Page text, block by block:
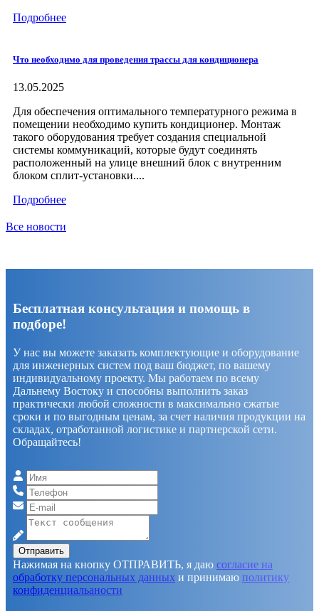
Подробнее
Что необходимо для проведения трассы для кондиционера
13.05.2025
Для обеспечения оптимального температурного режима в
помещении необходимо купить кондиционер. Монтаж
такого оборудования требует создания специальной
системы коммуникаций, которые будут соединять
расположенный на улице внешний блок с внутренним
блоком сплит-установки....
Подробнее
Все новости
Бесплатная консультация и помощь в
подборе!
У нас вы можете заказать комплектующие и оборудование
для инженерных систем под ваш бюджет, по вашему
индивидуальному проекту. Мы работаем по всему
Дальнему Востоку и способны выполнить заказ
практически любой сложности в максимально сжатые
сроки и по выгодным ценам, за счет наличия продукции на
складах, отработанной логистике и партнерской сети.
Обращайтесь!
Отправить
Нажимая на кнопку ОТПРАВИТЬ, я даю согласие на
обработку персональных данных и принимаю политику
конфиденциальаности